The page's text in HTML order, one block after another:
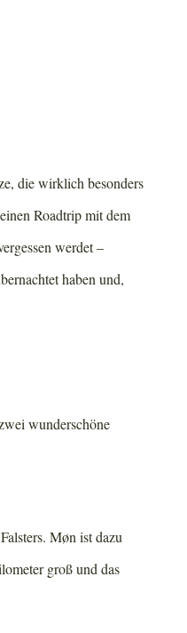
die wirklich besonders
Roadtrip mit dem
werdet –
haben und,
wunderschöne
Møn ist dazu
groß und das